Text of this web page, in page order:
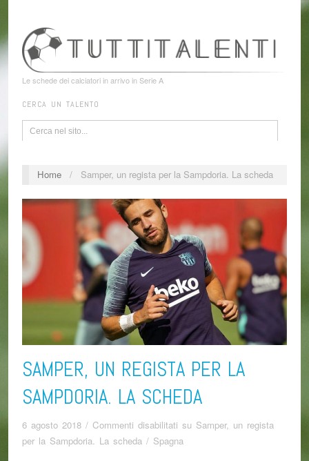
Le schede dei calciatori in arrivo in Serie A
CERCA UN TALENTO
Home / Samper, un regista per la Sampdoria. La scheda
SAMPER, UN REGISTA PER LA
SAMPDORIA. LA SCHEDA
6 agosto 2018 / Commenti disabilitati su Samper, un regista
per la Sampdoria. La scheda / Spagna